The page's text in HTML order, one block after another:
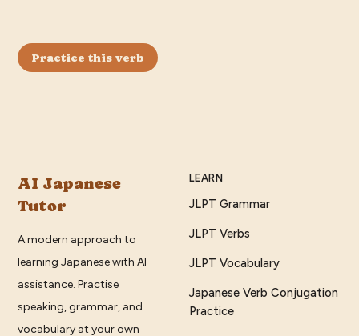
Practice this verb
AI Japanese
Tutor
A modern approach to
learning Japanese with AI
assistance. Practise
speaking, grammar, and
vocabulary at your own
LEARN
JLPT Grammar
JLPT Verbs
JLPT Vocabulary
Japanese Verb Conjugation
Practice